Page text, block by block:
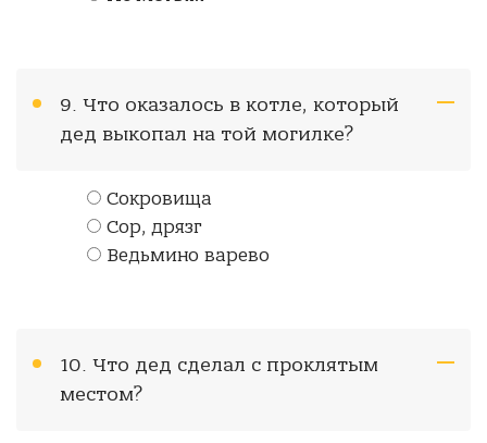
9. Что оказалось в котле, который
дед выкопал на той могилке?
Сокровища
Сор, дрязг
Ведьмино варево
10. Что дед сделал с проклятым
местом?